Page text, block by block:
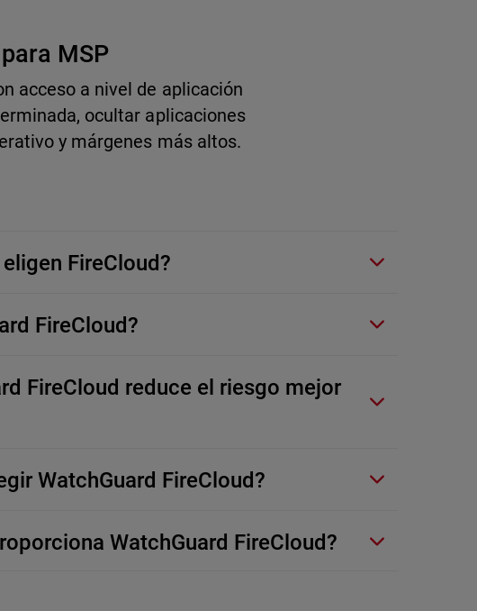
MSP
acceso a nivel de aplicación
ocultar aplicaciones
y márgenes más altos.
FireCloud?
FireCloud?
FireCloud reduce el riesgo mejor
WatchGuard FireCloud?
WatchGuard FireCloud?